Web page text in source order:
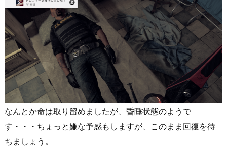
なんとか命は取り留めましたが、昏睡状態のようで
す・・・ちょっと嫌な予感もしますが、このまま回復を待
ちましょう。